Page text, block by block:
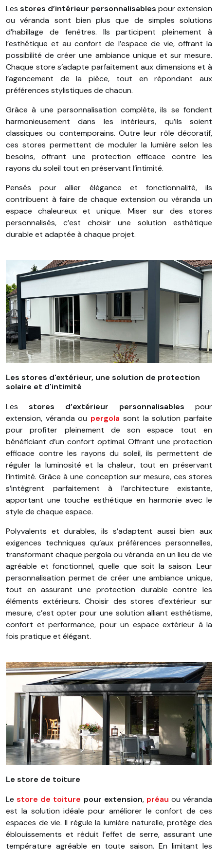
Les stores d’intérieur personnalisables pour extension
ou véranda sont bien plus que de simples solutions
d’habillage de fenêtres. Ils participent pleinement à
l’esthétique et au confort de l’espace de vie, offrant la
possibilité de créer une ambiance unique et sur mesure.
Chaque store s’adapte parfaitement aux dimensions et à
l’agencement de la pièce, tout en répondant aux
préférences stylistiques de chacun.
Grâce à une personnalisation complète, ils se fondent
harmonieusement dans les intérieurs, qu’ils soient
classiques ou contemporains. Outre leur rôle décoratif,
ces stores permettent de moduler la lumière selon les
besoins, offrant une protection efficace contre les
rayons du soleil tout en préservant l’intimité.
Pensés pour allier élégance et fonctionnalité, ils
contribuent à faire de chaque extension ou véranda un
espace chaleureux et unique. Miser sur des stores
personnalisés, c’est choisir une solution esthétique
durable et adaptée à chaque projet.
Les stores d'extérieur, une solution de protection
solaire et d'intimité
Les stores d’extérieur personnalisables pour
extension, véranda ou pergola sont la solution parfaite
pour profiter pleinement de son espace tout en
bénéficiant d’un confort optimal. Offrant une protection
efficace contre les rayons du soleil, ils permettent de
réguler la luminosité et la chaleur, tout en préservant
l’intimité. Grâce à une conception sur mesure, ces stores
s’intègrent parfaitement à l’architecture existante,
apportant une touche esthétique en harmonie avec le
style de chaque espace.
Polyvalents et durables, ils s’adaptent aussi bien aux
exigences techniques qu’aux préférences personnelles,
transformant chaque pergola ou véranda en un lieu de vie
agréable et fonctionnel, quelle que soit la saison. Leur
personnalisation permet de créer une ambiance unique,
tout en assurant une protection durable contre les
éléments extérieurs. Choisir des stores d’extérieur sur
mesure, c’est opter pour une solution alliant esthétisme,
confort et performance, pour un espace extérieur à la
fois pratique et élégant.
Le store de toiture
Lestore de toiture pour extension, préau ou véranda
est la solution idéale pour améliorer le confort de ces
espaces de vie. Il régule la lumière naturelle, protège des
éblouissements et réduit l’effet de serre, assurant une
température agréable en toute saison. En limitant les